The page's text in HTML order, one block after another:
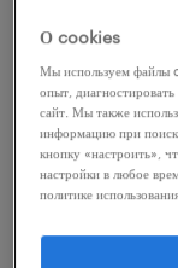
Вы
Учтите
вокруг
О cookies
Мы используем файлы
опыт,
сайт. Мы также
информацию при
кнопку «настроить»,
настройки в любое
политике